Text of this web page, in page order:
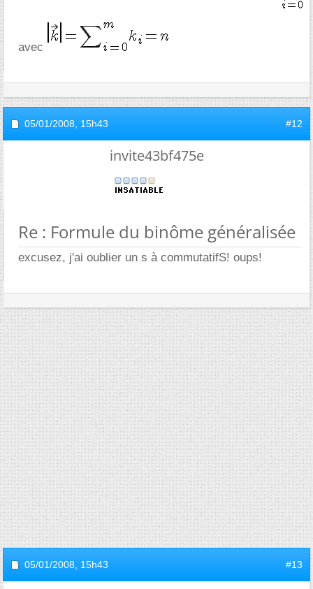
avec
05/01/2008, 15h43 #12
invite43bf475e
Re : Formule du binôme généralisée
excusez, j'ai oublier un s à commutatifS! oups!
05/01/2008, 15h43 #13